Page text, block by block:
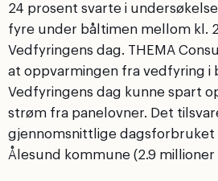
24 prosent svarte i
fyre under båltimen mellom kl.
Vedfyringens dag. THEMA
at oppvarmingen fra vedfyring i
Vedfyringens dag kunne spart
strøm fra panelovner. Det
gjennomsnittlige dagsforbruket
Ålesund kommune (2.9 millioner